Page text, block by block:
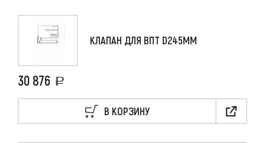
КЛАПАН ДЛЯ ВПТ D245ММ
30 876
В КОРЗИНУ